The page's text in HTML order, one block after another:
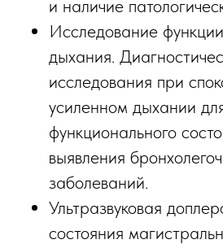
и наличие
Исследование
дыхания.
исследования при
усиленном дыхании
функционального
выявления
заболеваний.
Ультразвуковая
состояния